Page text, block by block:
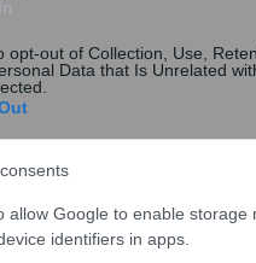
opt-out of Collection, Use,
Data that Is Unrelated
allow Google to enable
identifiers in apps.